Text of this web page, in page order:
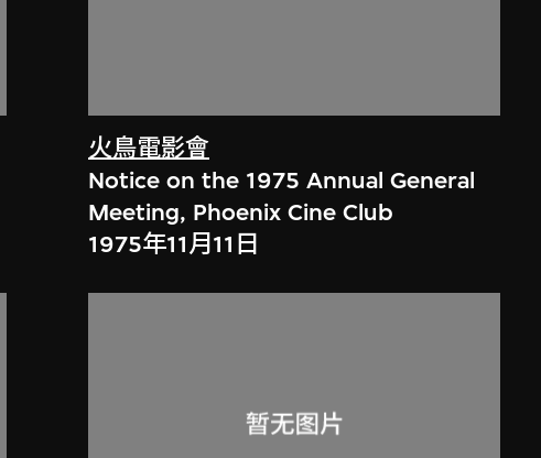
火鳥電影會
Notice on the 1975 Annual General
Meeting, Phoenix Cine Club
1975年11月11日